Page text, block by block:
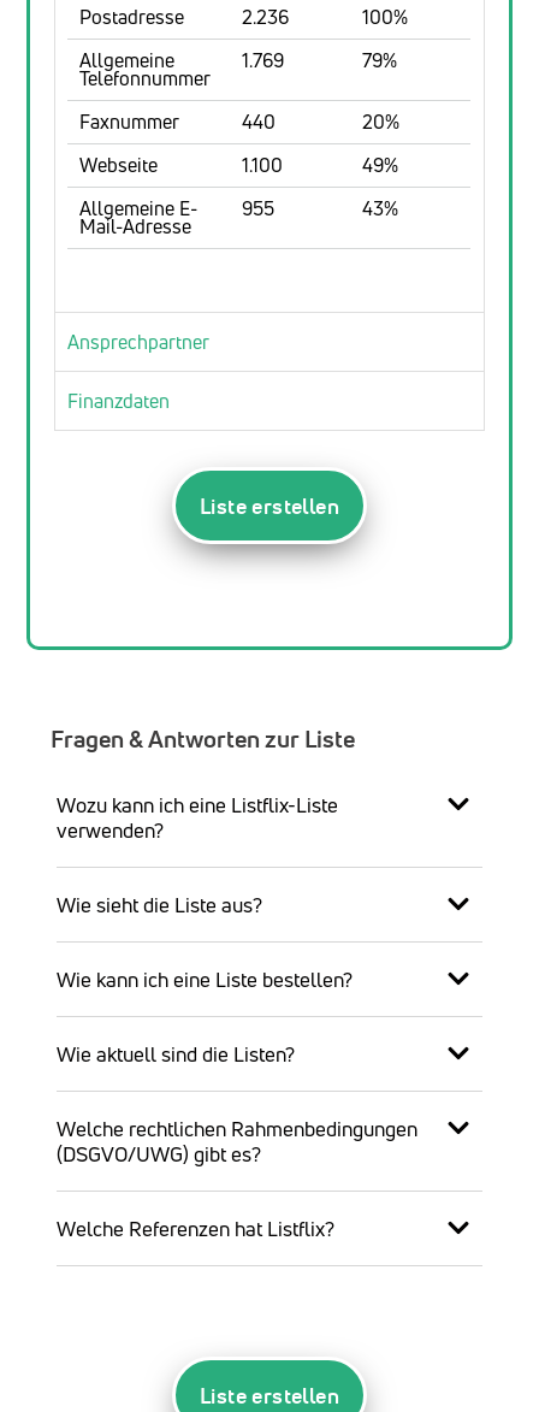
Postadresse
2.236
100%
Allgemeine
Telefonnummer
1.769 79%
Faxnummer 440
20%
Webseite
1.100
49%
Allgemeine E-
Mail-Adresse
955 43%
Ansprechpartner
Finanzdaten
Liste erstellen
Fragen & Antworten zur Liste
Wozu kann ich eine Listflix-Liste
verwenden?
Wie sieht die Liste aus?
Wie kann ich eine Liste bestellen?
Wie aktuell sind die Listen?
Welche rechtlichen Rahmenbedingungen
(DSGVO/UWG) gibt es?
Welche Referenzen hat Listflix?
Liste erstellen